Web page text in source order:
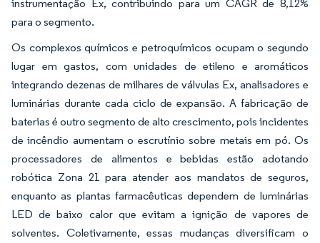
instrumentação Ex, contribuindo para um CAGR de 8,12%
para o segmento.
Os complexos químicos e petroquímicos ocupam o segundo
lugar em gastos, com unidades de etileno e aromáticos
integrando dezenas de milhares de válvulas Ex, analisadores e
luminárias durante cada ciclo de expansão. A fabricação de
baterias é outro segmento de alto crescimento, pois incidentes
de incêndio aumentam o escrutínio sobre metais em pó. Os
processadores de alimentos e bebidas estão adotando
robótica Zona 21 para atender aos mandatos de seguros,
enquanto as plantas farmacêuticas dependem de luminárias
LED de baixo calor que evitam a ignição de vapores de
solventes. Coletivamente, essas mudanças diversificam o